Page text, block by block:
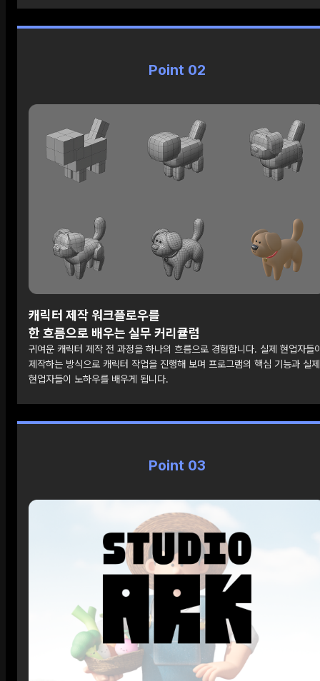
Point 02
캐릭터 제작 워크플로우를
한 흐름으로 배우는 실무 커리큘럼
귀여운 캐릭터 제작 전 과정을 하나의 흐름으로 경험합니다. 실제 현업자들
제작하는 방식으로 캐릭터 작업을 진행해 보며 프로그램의 핵심 기능과 실제
현업자들이 노하우를 배우게 됩니다.
Point 03